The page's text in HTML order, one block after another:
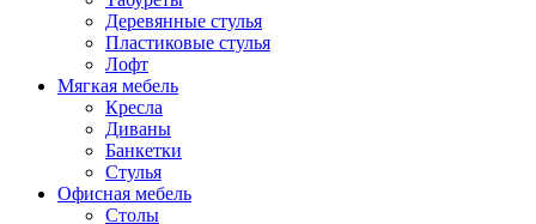
Деревянные стулья
Пластиковые стулья
Лофт
Мягкая мебель
Кресла
Диваны
Банкетки
Стулья
Офисная мебель
Столы